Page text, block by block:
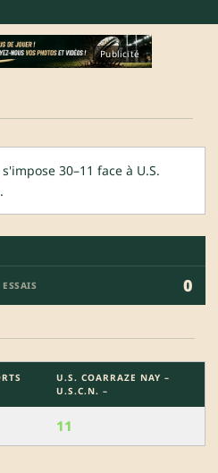
Publicité
s'impose 30–11 face à U.S.
ESSAIS 0
U.S. COARRAZE NAY –
U.S.C.N. –
11